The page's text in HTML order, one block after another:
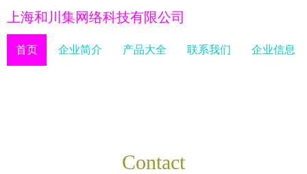
上海和川集网络科技有限公司
首页 企业简介 产品大全 联系我们 企业信息
Contact